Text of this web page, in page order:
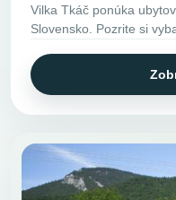
Vilka Tkáč ponúka
Slovensko. Pozrite si